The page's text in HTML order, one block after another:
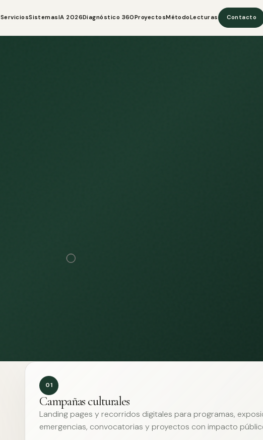
ServiciosSistemasIA 2026Diagnóstico 360ProyectosMétodoLecturas Contacto
01
Campañas culturales
Landing pages y recorridos digitales para programas,
emergencias, convocatorias y proyectos con impacto